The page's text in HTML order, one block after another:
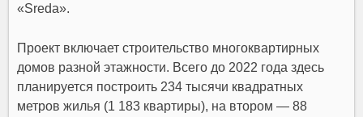
«Sreda».
Проект включает строительство многоквартирных
домов разной этажности. Всего до 2022 года здесь
планируется построить 234 тысячи квадратных
метров жилья (1 183 квартиры), на втором — 88